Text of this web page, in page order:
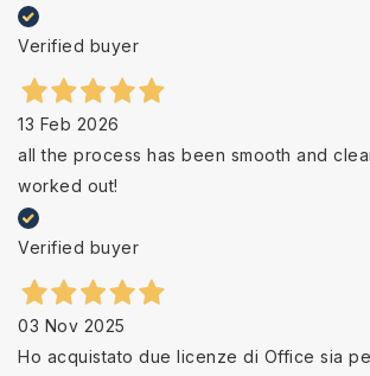
Verified buyer
13 Feb 2026
all the process has been smooth and
worked out!
Verified buyer
03 Nov 2025
Ho acquistato due licenze di Office sia